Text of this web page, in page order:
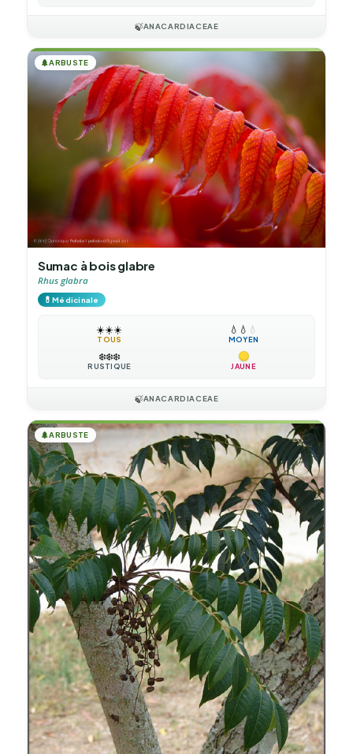
🍃ANACARDIACEAE
🌲ARBUSTE
Sumac à bois glabre
Rhus glabra
💊Médicinale
☀️☀️☀️
TOUS
💧 💧 💧
MOYEN
❄️❄️❄️
RUSTIQUE JAUNE
🍃ANACARDIACEAE
🌲ARBUSTE